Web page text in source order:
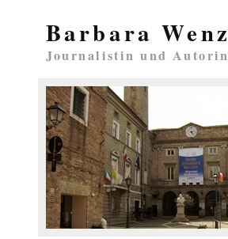
Barbara Wenz
Journalistin und Autorin